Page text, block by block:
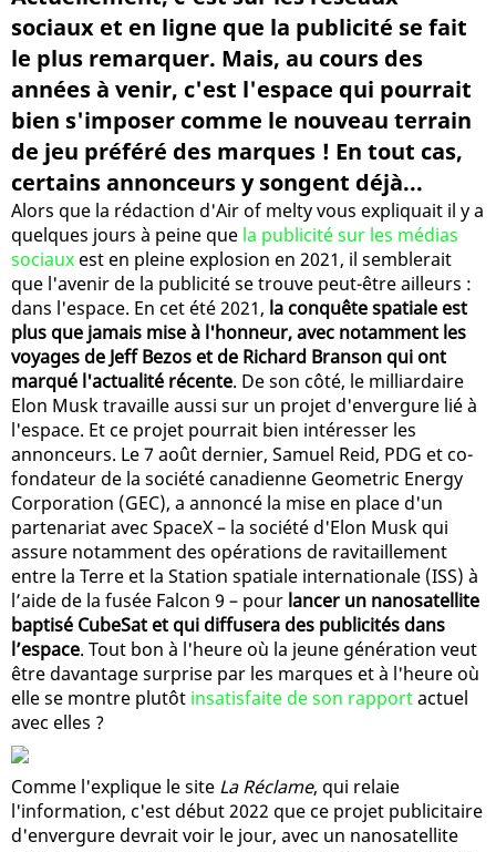
sociaux et en ligne que la publicité se fait
le plus remarquer. Mais, au cours des
années à venir, c'est l'espace qui pourrait
bien s'imposer comme le nouveau terrain
de jeu préféré des marques ! En tout cas,
certains annonceurs y songent déjà...
Alors que la rédaction d'Air of melty vous expliquait il y a
quelques jours à peine que la publicité sur les médias
sociaux est en pleine explosion en 2021, il semblerait
que l'avenir de la publicité se trouve peut-être ailleurs :
dans l'espace. En cet été 2021, la conquête spatiale est
plus que jamais mise à l'honneur, avec notamment les
voyages de Jeff Bezos et de Richard Branson qui ont
marqué l'actualité récente. De son côté, le milliardaire
Elon Musk travaille aussi sur un projet d'envergure lié à
l'espace. Et ce projet pourrait bien intéresser les
annonceurs. Le 7 août dernier, Samuel Reid, PDG et co-
fondateur de la société canadienne Geometric Energy
Corporation (GEC), a annoncé la mise en place d'un
partenariat avec SpaceX – la société d'Elon Musk qui
assure notamment des opérations de ravitaillement
entre la Terre et la Station spatiale internationale (ISS) à
l’aide de la fusée Falcon 9 – pour lancer un nanosatellite
baptisé CubeSat et qui diffusera des publicités dans
l’espace. Tout bon à l'heure où la jeune génération veut
être davantage surprise par les marques et à l'heure où
elle se montre plutôt insatisfaite de son rapportactuel
avec elles ?
Comme l'explique le site La Réclame, qui relaie
l'information, c'est début 2022 que ce projet publicitaire
d'envergure devrait voir le jour, avec un nanosatellite